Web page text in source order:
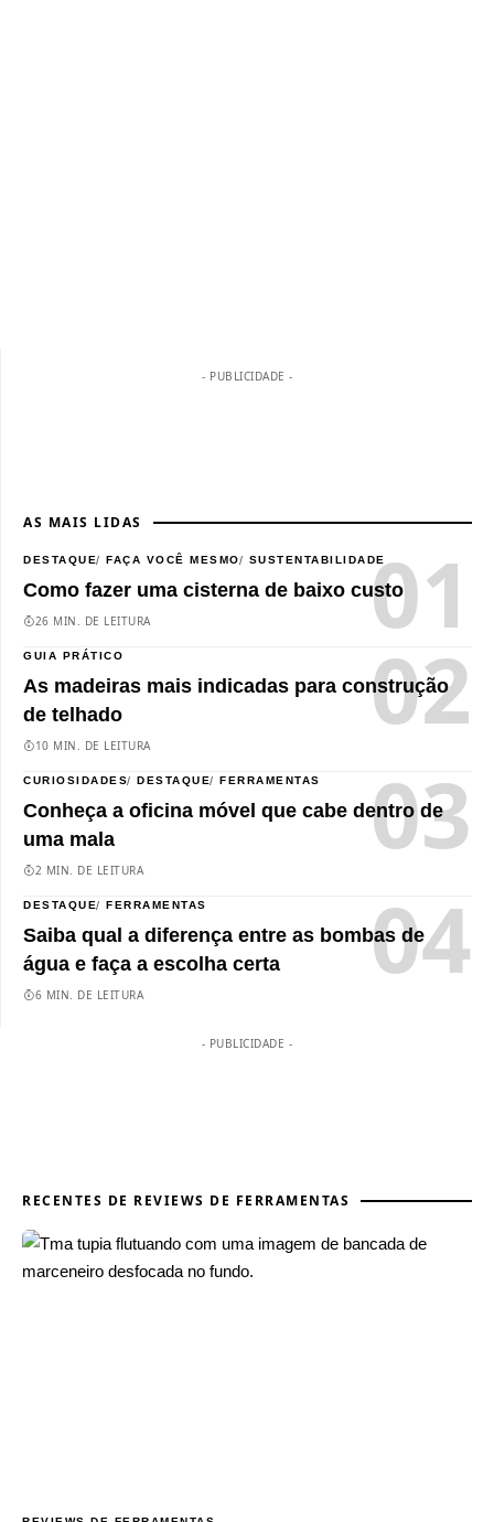
- PUBLICIDADE -
AS MAIS LIDAS
DESTAQUE FAÇA VOCÊ MESMO SUSTENTABILIDADE
Como fazer uma cisterna de baixo custo
26 MIN. DE LEITURA
GUIA PRÁTICO
As madeiras mais indicadas para construção
de telhado
10 MIN. DE LEITURA
CURIOSIDADES DESTAQUE FERRAMENTAS
Conheça a oficina móvel que cabe dentro de
uma mala
2 MIN. DE LEITURA
DESTAQUE FERRAMENTAS
Saiba qual a diferença entre as bombas de
água e faça a escolha certa
6 MIN. DE LEITURA
- PUBLICIDADE -
RECENTES DE REVIEWS DE FERRAMENTAS